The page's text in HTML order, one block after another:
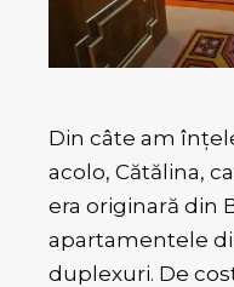
Din câte am
acolo, Cătălina,
era originară din
apartamentele
duplexuri. De